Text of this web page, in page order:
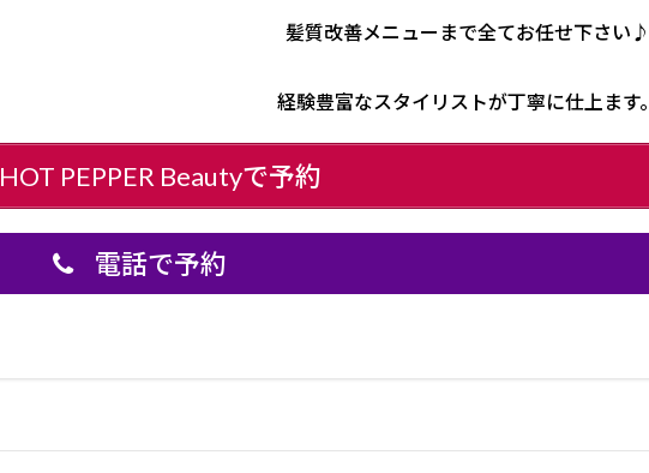
髪質改善メニューまで全てお任せ下さい♪
経験豊富なスタイリストが丁寧に仕上ます。
HOT PEPPER Beautyで予約
電話で予約